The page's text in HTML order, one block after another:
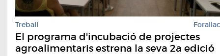
Treball Forallac
El programa d'incubació de projectes
agroalimentaris estrena la seva 2a edició